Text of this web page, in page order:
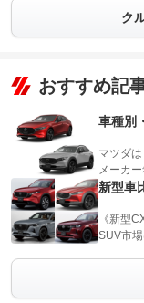
ク
おすすめ記
車種別
マツダ
メーカ
新型車
《新型
SUV市